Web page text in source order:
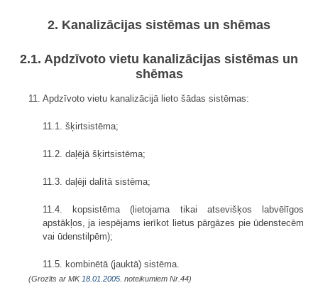
2. Kanalizācijas sistēmas un shēmas
2.1. Apdzīvoto vietu kanalizācijas sistēmas un
shēmas
11. Apdzīvoto vietu kanalizācijā lieto šādas sistēmas:
11.1. šķirtsistēma;
11.2. daļējā šķirtsistēma;
11.3. daļēji dalītā sistēma;
11.4. kopsistēma (lietojama tikai atsevišķos labvēlīgos
apstākļos, ja iespējams ierīkot lietus pārgāzes pie ūdenstecēm
vai ūdenstilpēm);
11.5. kombinētā (jauktā) sistēma.
(Grozīts ar MK 18.01.2005. noteikumiem Nr.44)